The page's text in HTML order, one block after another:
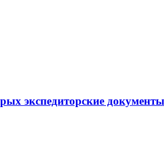
экспедиторские